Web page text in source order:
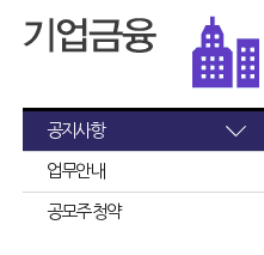
공지사항
업무안내
공모주 청약